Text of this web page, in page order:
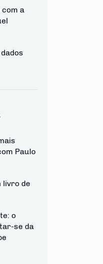
a
Paulo
livro de
o
se da